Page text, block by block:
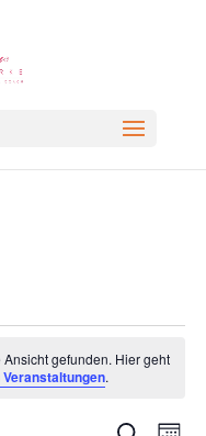
gefunden. Hier geht
.